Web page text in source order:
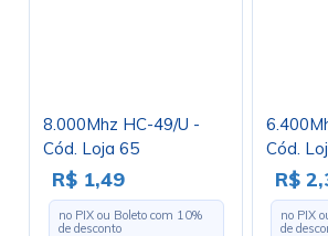
8.000Mhz HC-49/U -
Cód. Loja 65
R$ 1,49
no PIX ou Boleto com 10%
de desconto
Cód.
R$
no PIX
de